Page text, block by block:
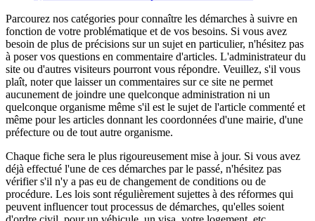
Parcourez nos catégories pour connaître les démarches à suivre en
fonction de votre problématique et de vos besoins. Si vous avez
besoin de plus de précisions sur un sujet en particulier, n'hésitez pas
à poser vos questions en commentaire d'articles. L'administrateur du
site ou d'autres visiteurs pourront vous répondre. Veuillez, s'il vous
plaît, noter que laisser un commentaires sur ce site ne permet
aucunement de joindre une quelconque administration ni un
quelconque organisme même s'il est le sujet de l'article commenté et
même pour les articles donnant les coordonnées d'une mairie, d'une
préfecture ou de tout autre organisme.
Chaque fiche sera le plus rigoureusement mise à jour. Si vous avez
déjà effectué l'une de ces démarches par le passé, n'hésitez pas
vérifier s'il n'y a pas eu de changement de conditions ou de
procédure. Les lois sont régulièrement sujettes à des réformes qui
peuvent influencer tout processus de démarches, qu'elles soient